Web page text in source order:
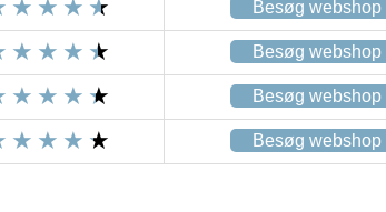
Besøg webshop
Besøg webshop
Besøg webshop
Besøg webshop